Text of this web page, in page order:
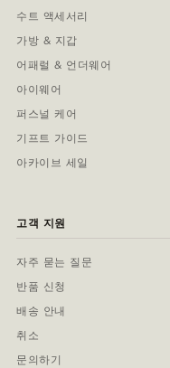
수트 액세서리
가방 & 지갑
어패럴 & 언더웨어
아이웨어
퍼스널 케어
기프트 가이드
아카이브 세일
고객 지원
자주 묻는 질문
반품 신청
배송 안내
취소
문의하기